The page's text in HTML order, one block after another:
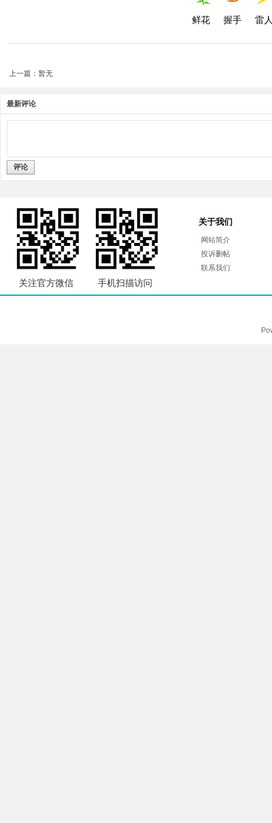
鲜花 握手 雷
上一篇：暂无
最新评论
评论
关注官方微信 手机扫描访问
关于我们
网站简介
投诉删帖
联系我们